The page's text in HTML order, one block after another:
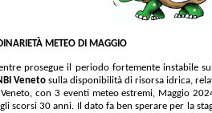
METEO DI MAGGIO
prosegue il periodo fortemente instabile
Veneto sulla disponibilità di risorsa idrica,
con 3 eventi meteo estremi, Maggio
scorsi 30 anni. Il dato fa ben sperare per la